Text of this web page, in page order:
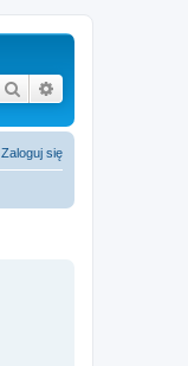
Szukaj
Zaloguj się